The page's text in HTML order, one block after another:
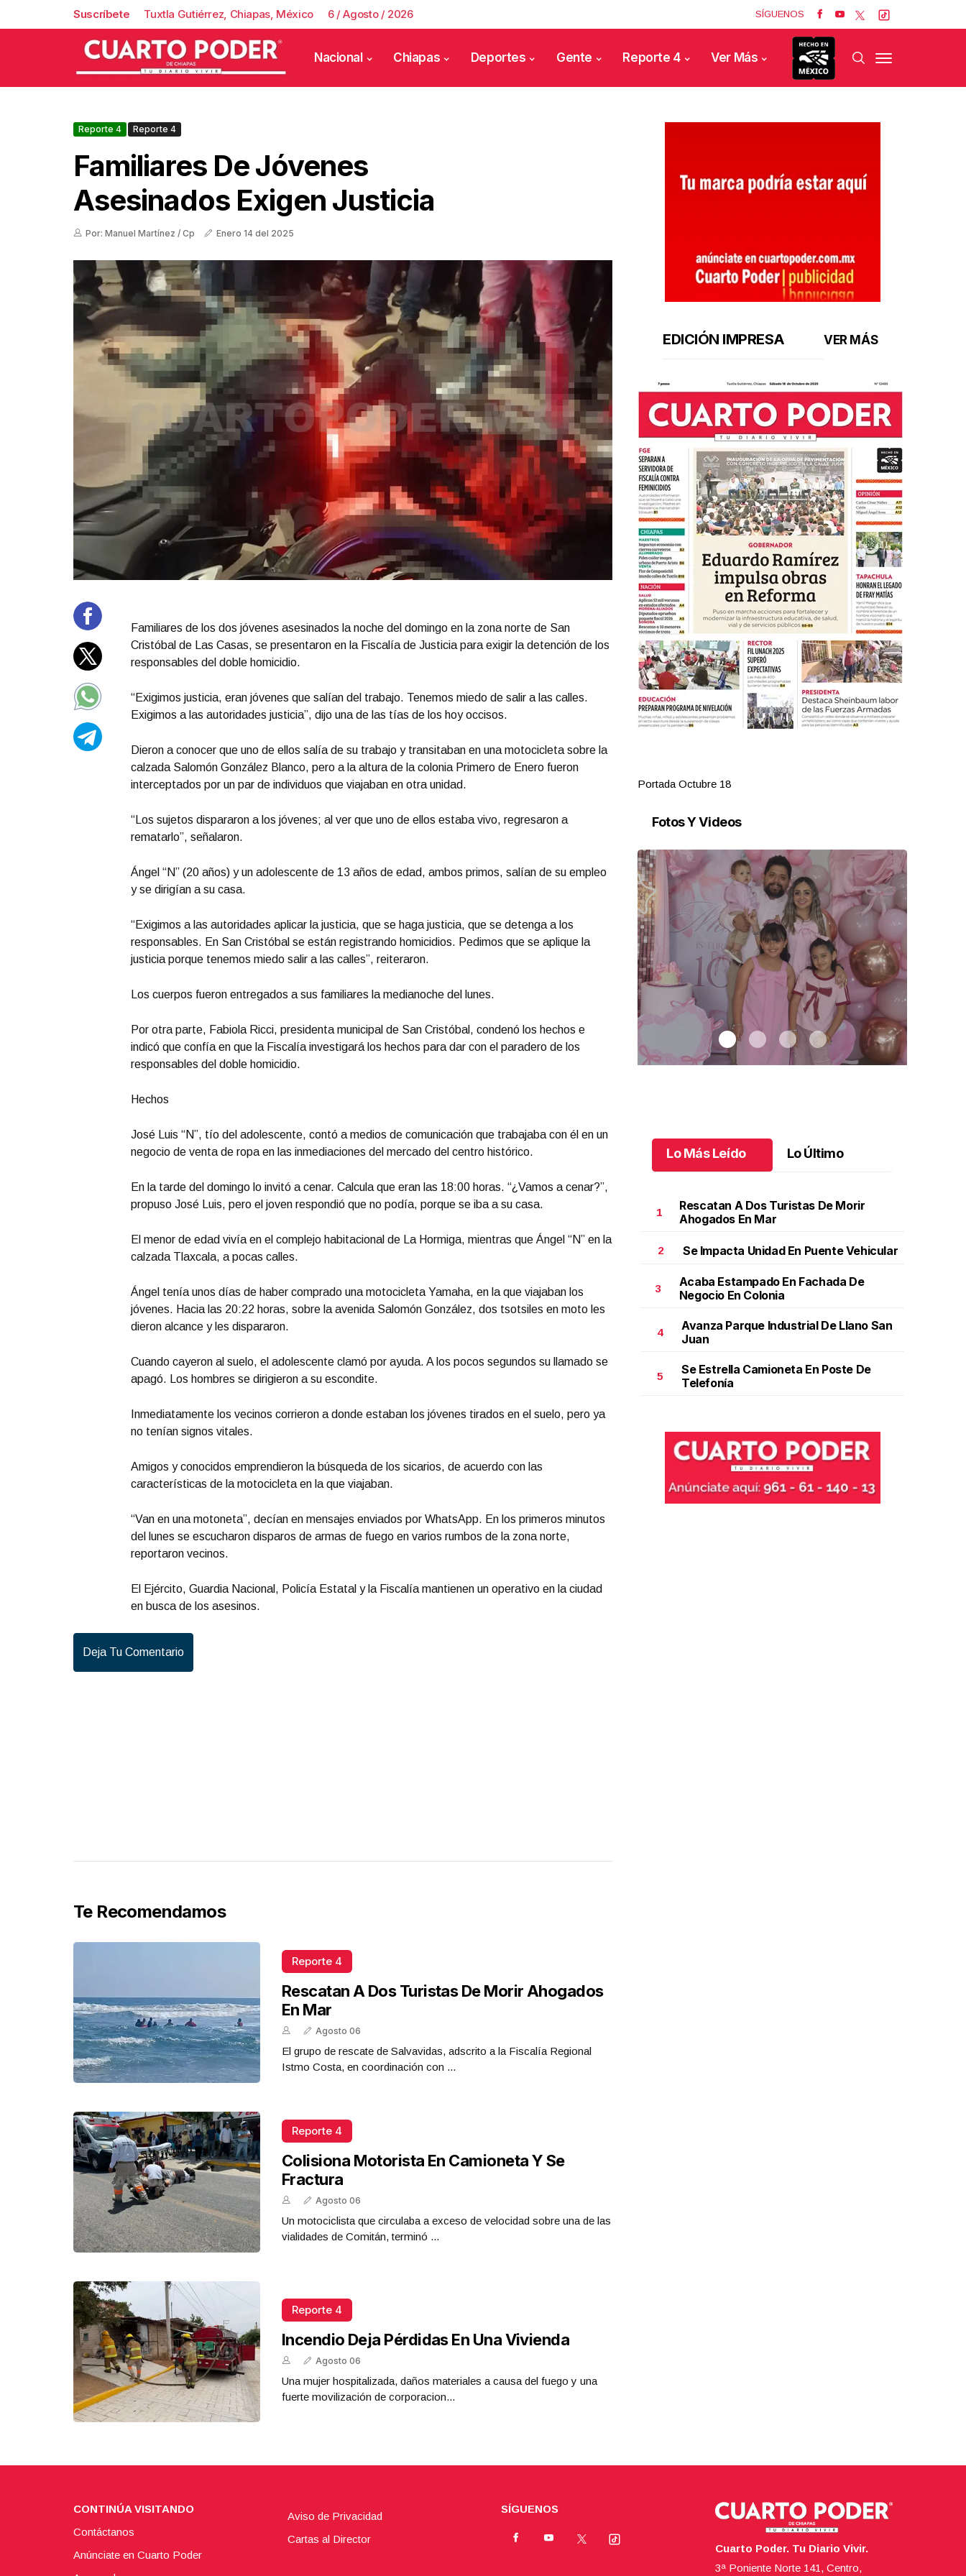
Suscríbete Tuxtla Gutiérrez, Chiapas, México 6 / Agosto / 2026 SÍGUENOS
Nacional Chiapas Deportes Gente Reporte 4 Ver Más
Reporte 4 Reporte 4
Familiares De Jóvenes
Asesinados Exigen Justicia
Por: Manuel Martínez / Cp Enero 14 del 2025
Familiares de los dos jóvenes asesinados la noche del domingo en la zona norte de San
Cristóbal de Las Casas, se presentaron en la Fiscalía de Justicia para exigir la detención de los
responsables del doble homicidio.
“Exigimos justicia, eran jóvenes que salían del trabajo. Tenemos miedo de salir a las calles.
Exigimos a las autoridades justicia”, dijo una de las tías de los hoy occisos.
Dieron a conocer que uno de ellos salía de su trabajo y transitaban en una motocicleta sobre la
calzada Salomón González Blanco, pero a la altura de la colonia Primero de Enero fueron
interceptados por un par de individuos que viajaban en otra unidad.
“Los sujetos dispararon a los jóvenes; al ver que uno de ellos estaba vivo, regresaron a
rematarlo”, señalaron.
Ángel “N” (20 años) y un adolescente de 13 años de edad, ambos primos, salían de su empleo
y se dirigían a su casa.
“Exigimos a las autoridades aplicar la justicia, que se haga justicia, que se detenga a los
responsables. En San Cristóbal se están registrando homicidios. Pedimos que se aplique la
justicia porque tenemos miedo salir a las calles”, reiteraron.
Los cuerpos fueron entregados a sus familiares la medianoche del lunes.
Por otra parte, Fabiola Ricci, presidenta municipal de San Cristóbal, condenó los hechos e
indicó que confía en que la Fiscalía investigará los hechos para dar con el paradero de los
responsables del doble homicidio.
Hechos
José Luis “N”, tío del adolescente, contó a medios de comunicación que trabajaba con él en un
negocio de venta de ropa en las inmediaciones del mercado del centro histórico.
En la tarde del domingo lo invitó a cenar. Calcula que eran las 18:00 horas. “¿Vamos a cenar?”,
propuso José Luis, pero el joven respondió que no podía, porque se iba a su casa.
El menor de edad vivía en el complejo habitacional de La Hormiga, mientras que Ángel “N” en la
calzada Tlaxcala, a pocas calles.
Ángel tenía unos días de haber comprado una motocicleta Yamaha, en la que viajaban los
jóvenes. Hacia las 20:22 horas, sobre la avenida Salomón González, dos tsotsiles en moto les
dieron alcance y les dispararon.
Cuando cayeron al suelo, el adolescente clamó por ayuda. A los pocos segundos su llamado se
apagó. Los hombres se dirigieron a su escondite.
Inmediatamente los vecinos corrieron a donde estaban los jóvenes tirados en el suelo, pero ya
no tenían signos vitales.
Amigos y conocidos emprendieron la búsqueda de los sicarios, de acuerdo con las
características de la motocicleta en la que viajaban.
“Van en una motoneta”, decían en mensajes enviados por WhatsApp. En los primeros minutos
del lunes se escucharon disparos de armas de fuego en varios rumbos de la zona norte,
reportaron vecinos.
El Ejército, Guardia Nacional, Policía Estatal y la Fiscalía mantienen un operativo en la ciudad
en busca de los asesinos.
Deja Tu Comentario
Te Recomendamos
Reporte 4
Rescatan A Dos Turistas De Morir Ahogados
En Mar
Agosto 06
El grupo de rescate de Salvavidas, adscrito a la Fiscalía Regional
Istmo Costa, en coordinación con ...
Reporte 4
Colisiona Motorista En Camioneta Y Se
Fractura
Agosto 06
Un motociclista que circulaba a exceso de velocidad sobre una de las
vialidades de Comitán, terminó ...
Reporte 4
Incendio Deja Pérdidas En Una Vivienda
Agosto 06
Una mujer hospitalizada, daños materiales a causa del fuego y una
fuerte movilización de corporacion...
EDICIÓN IMPRESA VER MÁS
Portada Octubre 15 Portada Octubre 18
Fotos Y Videos
Octubre 17 l 9 Visitas
Maki celebró sus 10 años con temática coquette.Maki
celebró sus 10 años con temática coquette
Octubre 18 l
Lo Más Leído Lo Último
1
Rescatan A Dos Turistas De Morir
Ahogados En Mar
2 Se Impacta Unidad En Puente Vehicular
3
Acaba Estampado En Fachada De
Negocio En Colonia
4
Avanza Parque Industrial De Llano San
Juan
5
Se Estrella Camioneta En Poste De
Telefonía
CONTINÚA VISITANDO
Contáctanos
Anúnciate en Cuarto Poder
Aviso de Privacidad
Cartas al Director
SÍGUENOS
Cuarto Poder. Tu Diario Vivir.
3ª Poniente Norte 141, Centro,